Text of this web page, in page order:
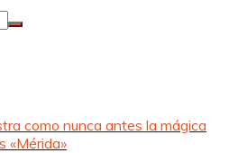
como nunca antes la mágica
«Mérida»